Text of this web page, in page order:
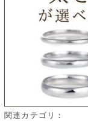
関連カテゴリ：